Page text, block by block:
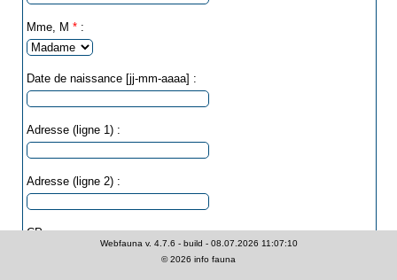
Mme, M * :
Date de naissance [jj-mm-aaaa] :
Adresse (ligne 1) :
Adresse (ligne 2) :
CP :
Webfauna v. 4.7.6 - build - 08.07.2026 11:07:10
©2026 info fauna